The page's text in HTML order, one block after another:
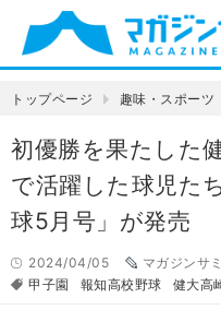
トップページ 趣味・スポーツ
初優勝を果たした
で活躍した球児た
球5月号」が発売
2024/04/05
マガジンサ
甲子園
報知高校野球 健大高